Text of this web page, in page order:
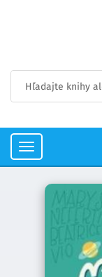
Toggle
navigation